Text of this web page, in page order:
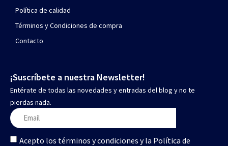
Política de calidad
Términos y Condiciones de compra
Contacto
¡Suscríbete a nuestra Newsletter!
Entérate de todas las novedades y entradas del blog y no te
pierdas nada.
Acepto los términos y condiciones y la Política de